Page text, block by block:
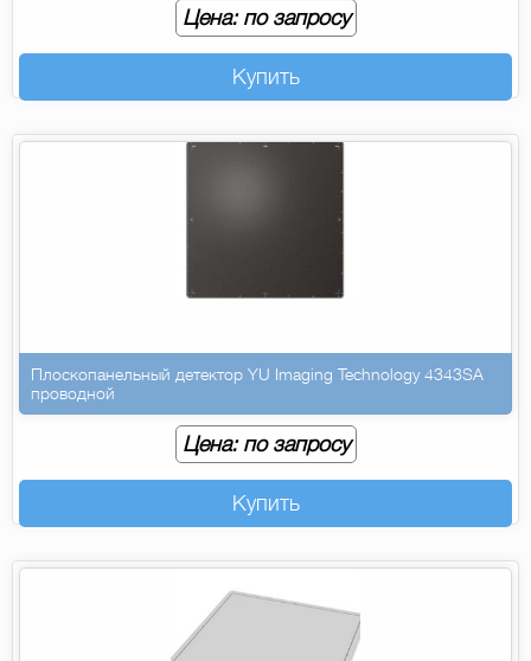
Цена: по запросу
Купить
Плоскопанельный детектор YU Imaging Technology 4343SA
проводной
Цена: по запросу
Купить